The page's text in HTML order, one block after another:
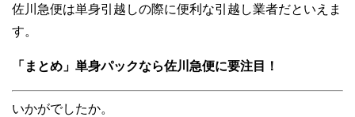
佐川急便は単身引越しの際に便利な引越し業者だといえま
す。
「まとめ」単身パックなら佐川急便に要注目！
いかがでしたか。